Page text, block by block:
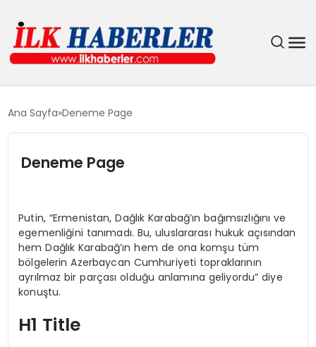
GÜNDEM
MAGAZIN
SIYASET
SPOR
Ana Sayfa Deneme Page
Deneme Page
Putin, “Ermenistan, Dağlık Karabağ’ın bağımsızlığını ve
egemenliğini tanımadı. Bu, uluslararası hukuk açısından
hem Dağlık Karabağ’ın hem de ona komşu tüm
bölgelerin Azerbaycan Cumhuriyeti topraklarının
ayrılmaz bir parçası olduğu anlamına geliyordu” diye
konuştu.
H1 Title